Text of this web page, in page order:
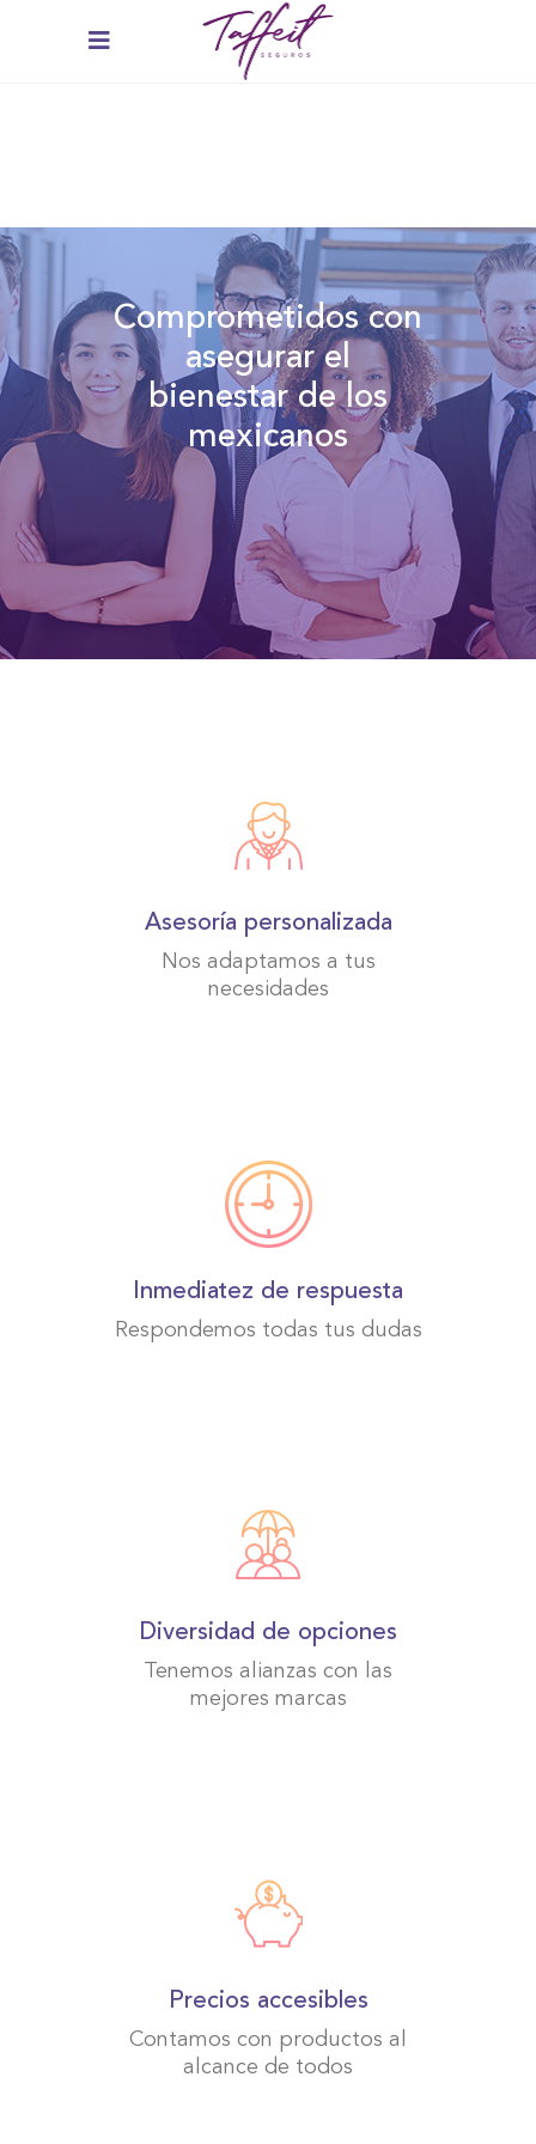
Comprometidos con
asegurar el
bienestar de los
mexicanos
Asesoría personalizada
Nos adaptamos a tus
necesidades
Inmediatez de respuesta
Respondemos todas tus dudas
Diversidad de opciones
Tenemos alianzas con las
mejores marcas
Precios accesibles
Contamos con productos al
alcance de todos